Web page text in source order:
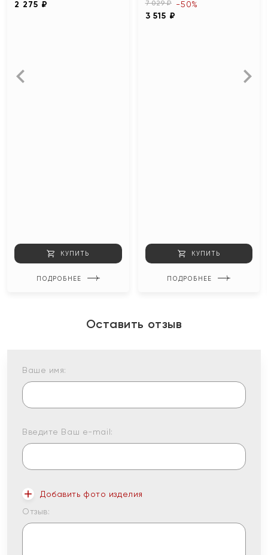
2 275 ₽
КУПИТЬ
ПОДРОБНЕЕ
7 029 ₽
3 515 ₽
-50%
КУПИТЬ
ПОДРОБНЕЕ
Оставить отзыв
Ваше имя:
Введите Ваш e-mail:
Добавить фото изделия
Отзыв: